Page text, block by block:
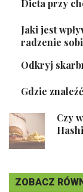
Dieta przy
Jaki jest
radzenie
Odkryj
Gdzie
Czy
ZOBACZ